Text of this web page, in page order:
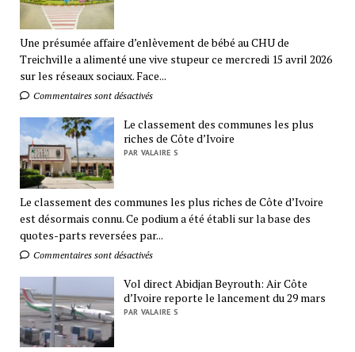
Une présumée affaire d’enlèvement de bébé au CHU de
Treichville a alimenté une vive stupeur ce mercredi 15 avril 2026
sur les réseaux sociaux. Face...
Commentaires sont désactivés
Le classement des communes les plus
riches de Côte d’Ivoire
PAR VALAIRE S
Le classement des communes les plus riches de Côte d’Ivoire
est désormais connu. Ce podium a été établi sur la base des
quotes-parts reversées par...
Commentaires sont désactivés
Vol direct Abidjan Beyrouth: Air Côte
d’Ivoire reporte le lancement du 29 mars
PAR VALAIRE S